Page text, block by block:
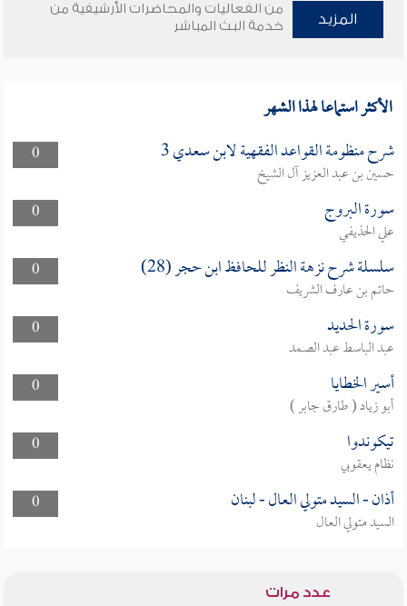
المزيد
من الفعاليات والمحاضرات الأرشيفية من
خدمة البث المباشر
الأكثر استماعا لهذا الشهر
0 شرح منظومة القواعد الفقهية لابن سعدي 3
حسين بن عبد العزيز آل الشيخ
0
سورة البروج
علي الحذيفي
0
سلسلة شرح نزهة النظر للحافظ ابن حجر (28)
حاتم بن عارف الشريف
0
سورة الحديد
عبد الباسط عبد الصمد
0
أسير الخطايا
أبو زياد ( طارق جابر )
0
تيكوندوا
نظام يعقوبي
0
أذان - السيد متولي العال - لبنان
السيد متولي العال
عدد مرات